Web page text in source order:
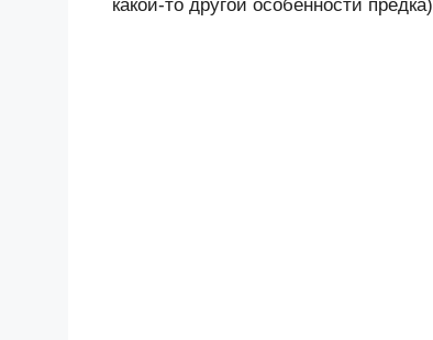
какой-то другой особенности